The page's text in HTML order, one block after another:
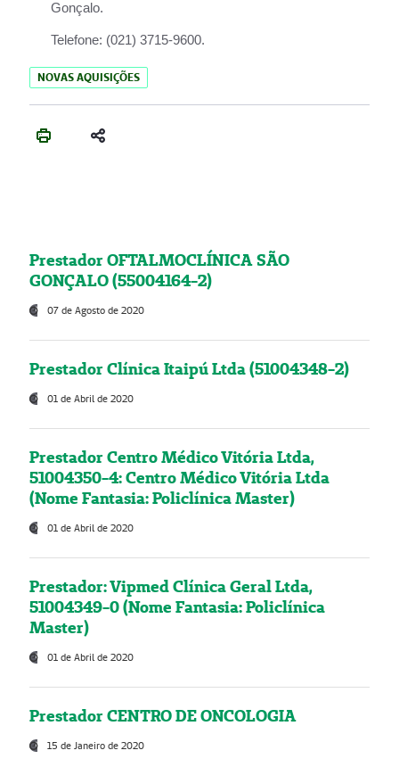
Gonçalo.
Telefone: (021) 3715-9600.
NOVAS AQUISIÇÕES
Prestador OFTALMOCLÍNICA SÃO
GONÇALO (55004164-2)
07 de Agosto de 2020
Prestador Clínica Itaipú Ltda (51004348-2)
01 de Abril de 2020
Prestador Centro Médico Vitória Ltda,
51004350-4: Centro Médico Vitória Ltda
(Nome Fantasia: Policlínica Master)
01 de Abril de 2020
Prestador: Vipmed Clínica Geral Ltda,
51004349-0 (Nome Fantasia: Policlínica
Master)
01 de Abril de 2020
Prestador CENTRO DE ONCOLOGIA
15 de Janeiro de 2020